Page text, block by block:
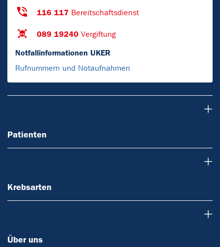
116 117 Bereitschaftsdienst
089 19240 Vergiftung
Notfallinformationen UKER
Rufnummern und Notaufnahmen
Patienten
Krebsarten
Über uns